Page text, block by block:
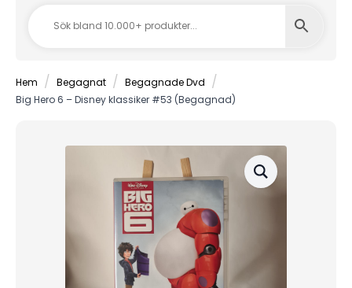
Hem Begagnat
Begagnade Dvd
Big Hero 6 – Disney klassiker #53 (Begagnad)